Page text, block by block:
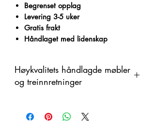
Begrenset opplag
Levering 3-5 uker
Gratis frakt
Håndlaget med lidenskap
Høykvalitets håndlagde møbler
og treinnretninger
et organisk materiale med
fargeendringer. Derfor kan det være